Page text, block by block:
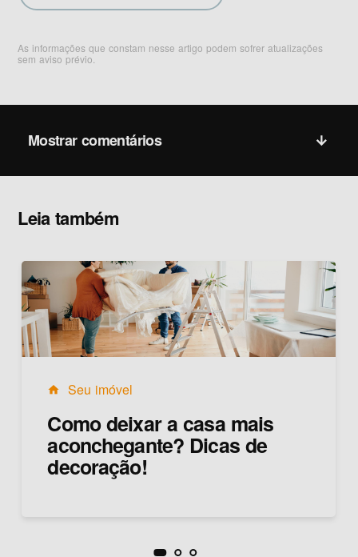
As informações que constam nesse artigo podem sofrer atualizações
sem aviso prévio.
Mostrar comentários
Leia também
home Seu imóvel
Como deixar a casa mais
aconchegante? Dicas de
decoração!